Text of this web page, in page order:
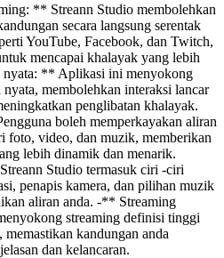
** Streann Studio membolehkan
secara langsung serentak
YouTube, Facebook, dan Twitch,
mencapai khalayak yang lebih
nyata: ** Aplikasi ini menyokong
nyata, membolehkan interaksi lancar
penglibatan khalayak.
boleh memperkayakan aliran
foto, video, dan muzik, memberikan
lebih dinamik dan menarik.
Studio termasuk ciri -ciri
penapis kamera, dan pilihan muzik
aliran anda. -** Streaming
streaming definisi tinggi
kandungan anda
dan kelancaran.